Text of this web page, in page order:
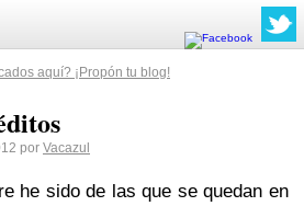
aquí? ¡Propón tu blog!
por Vacazul
he sido de las que se quedan en